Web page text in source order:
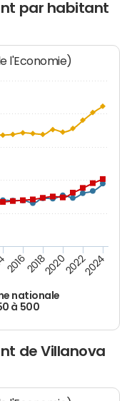
par habitant
l'Economie)
nationale
à 500
20162018202020222024
de Villanova